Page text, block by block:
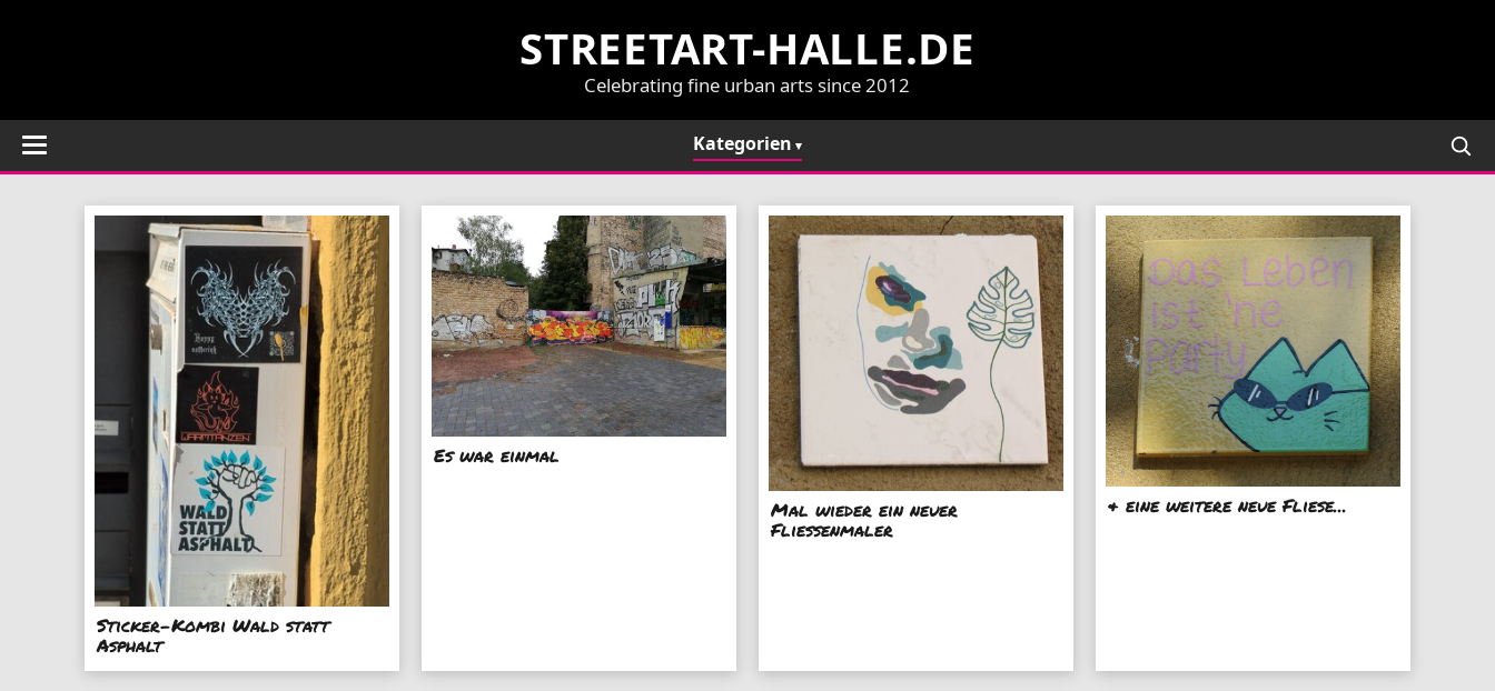
STREETART-HALLE.DE
Celebrating fine urban arts since 2012
Kategorien
Sticker-Kombi Wald statt
Asphalt
Es war einmal
Mal wieder ein neuer
Fliessenmaler
& eine weitere neue Fliese...